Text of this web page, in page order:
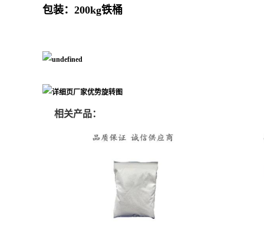
包装：200kg铁桶
相关产品：